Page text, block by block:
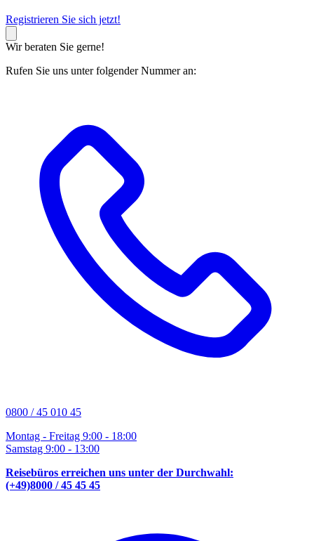
Registrieren Sie sich jetzt!
Wir beraten Sie gerne!
Rufen Sie uns unter folgender Nummer an:
0800 / 45 010 45
Montag - Freitag 9:00 - 18:00
Samstag 9:00 - 13:00
Reisebüros erreichen uns unter der Durchwahl:
(+49)8000 / 45 45 45